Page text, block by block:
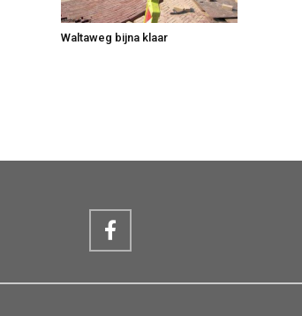
Waltaweg bijna klaar